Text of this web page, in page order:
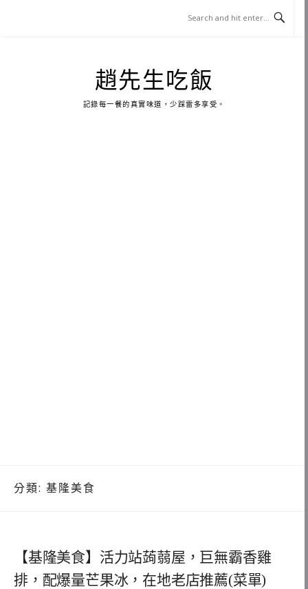
趙先生吃飯
記錄每一餐的真實味道，少踩雷多享受。
分類: 基隆美食
【基隆美食】活力站蒟蒻屋，巨無霸香雞
排，配爆量芒果冰，在地老店推薦(菜單)